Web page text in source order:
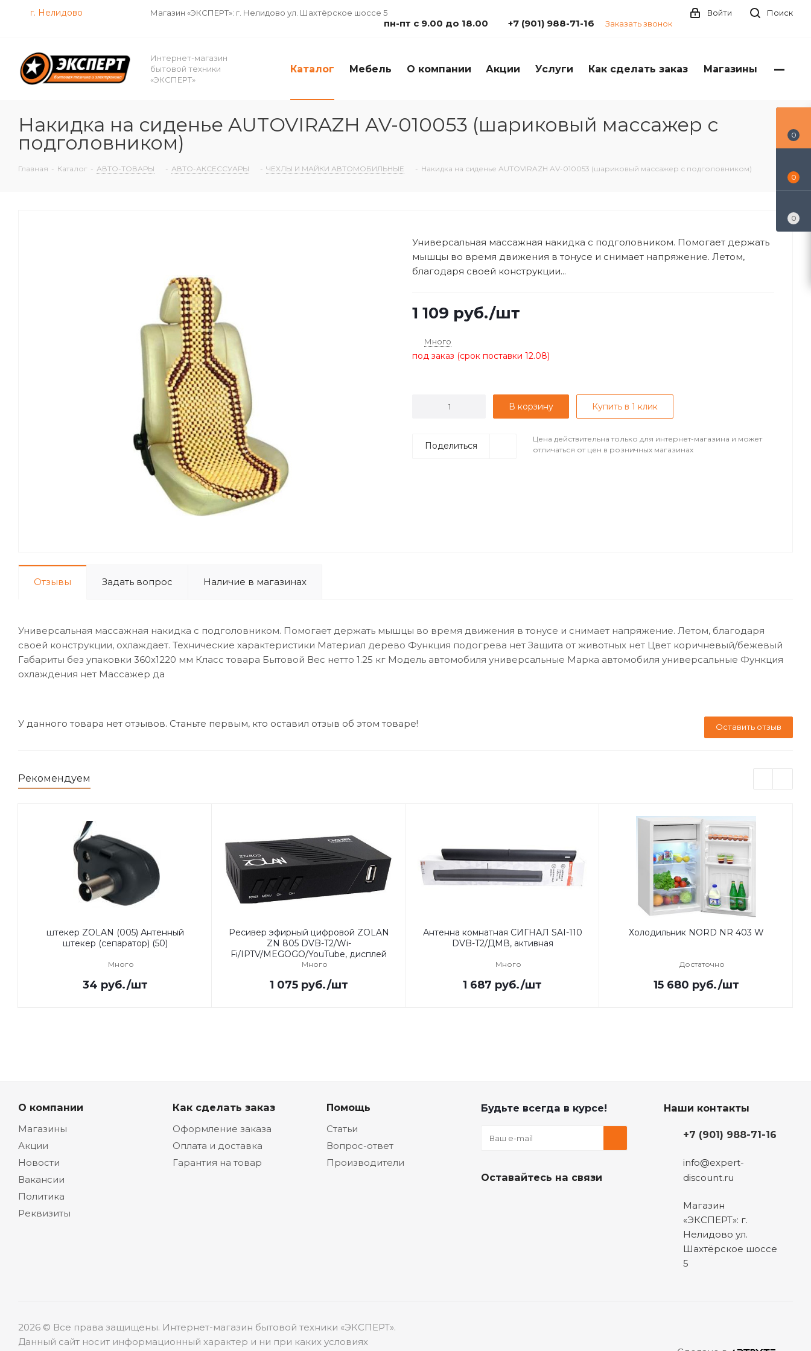
г. Нелидово Магазин «ЭКСПЕРТ»: г. Нелидово ул. Шахтёрское шоссе 5 Поиск
Войти
пн-пт с 9.00 до 18.00 +7 (901) 988-71-16 Заказать звонок
Интернет-магазин
бытовой техники
«ЭКСПЕРТ»
Каталог Мебель О компании Акции Услуги Как сделать заказ Магазины
Накидка на сиденье AUTOVIRAZH AV-010053 (шариковый массажер с
подголовником)
Главная - Каталог - АВТО-ТОВАРЫ - АВТО-АКСЕССУАРЫ - ЧЕХЛЫ И МАЙКИ АВТОМОБИЛЬНЫЕ - Накидка на сиденье AUTOVIRAZH AV-010053 (шариковый массажер с подголовником)
Универсальная массажная накидка с подголовником. Помогает держать
мышцы во время движения в тонусе и снимает напряжение. Летом,
благодаря своей конструкции...
1 109 руб./шт
Много
под заказ (срок поставки 12.08)
В корзину Купить в 1 клик
Поделиться
Цена действительна только для интернет-магазина и может
отличаться от цен в розничных магазинах
Отзывы Задать вопрос Наличие в магазинах
Универсальная массажная накидка с подголовником. Помогает держать мышцы во время движения в тонусе и снимает напряжение. Летом, благодаря
своей конструкции, охлаждает. Технические характеристики Материал дерево Функция подогрева нет Защита от животных нет Цвет коричневый/бежевый
Габариты без упаковки 360х1220 мм Класс товара Бытовой Вес нетто 1.25 кг Модель автомобиля универсальные Марка автомобиля универсальные Функция
охлаждения нет Массажер да
Оставить отзыв
У данного товара нет отзывов. Станьте первым, кто оставил отзыв об этом товаре!
Рекомендуем
штекер ZOLAN (005) Антенный
штекер (сепаратор) (50)
Много
34 руб./шт
Ресивер эфирный цифровой ZOLAN
ZN 805 DVB-T2/Wi-
Fi/IPTV/MEGOGO/YouTube, дисплей
Много
1 075руб./шт
Антенна комнатная СИГНАЛ SAI-110
DVB-T2/ДМВ, активная
Много
1 687 руб./шт
Холодильник NORD NR 403 W
Достаточно
15 680 руб./шт
О компании
Магазины
Акции
Новости
Вакансии
Политика
Реквизиты
Как сделать заказ
Оформление заказа
Оплата и доставка
Гарантия на товар
Помощь
Статьи
Вопрос-ответ
Производители
Будьте всегда в курсе!
Оставайтесь на связи
Наши контакты
+7 (901) 988-71-16
info@expert-
discount.ru
Магазин
«ЭКСПЕРТ»: г.
Нелидово ул.
Шахтёрское шоссе
5
2026 © Все права защищены. Интернет-магазин бытовой техники «ЭКСПЕРТ».
Данный сайт носит информационный характер и ни при каких условиях
0
0
0